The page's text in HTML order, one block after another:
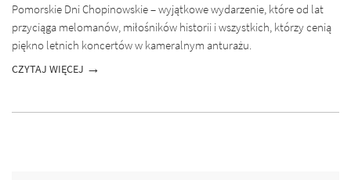
Pomorskie Dni Chopinowskie – wyjątkowe wydarzenie, które od lat
przyciąga melomanów, miłośników historii i wszystkich, którzy cenią
piękno letnich koncertów w kameralnym anturażu.
CZYTAJ WIĘCEJ